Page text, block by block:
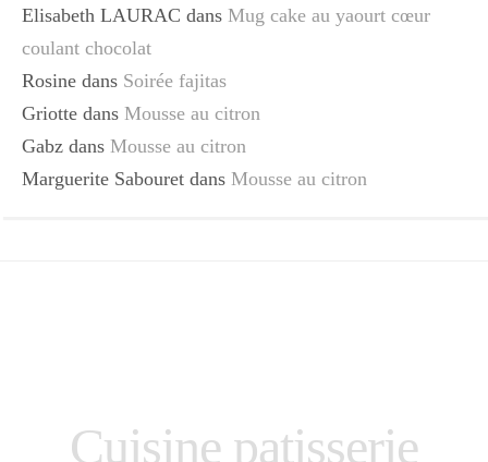
Elisabeth LAURAC dans Mug cake au yaourt cœur
coulant chocolat
Rosine dans Soirée fajitas
Griotte dans Mousse au citron
Gabz dans Mousse au citron
Marguerite Sabouret dans Mousse au citron
Cuisine patisserie